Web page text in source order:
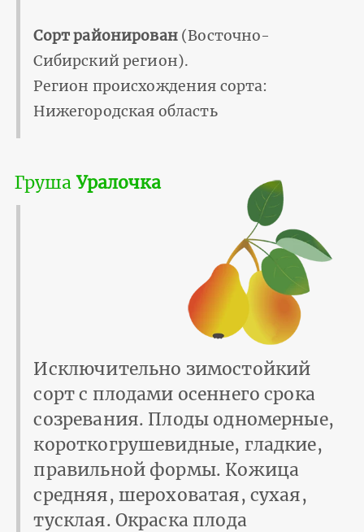
Сорт районирован(Восточно-
Сибирский регион).
Регион происхождения сорта:
Нижегородская область
ГрушаУралочка
Исключительно зимостойкий
сорт с плодами осеннего срока
созревания. Плоды одномерные,
короткогрушевидные, гладкие,
правильной формы. Кожица
средняя, шероховатая, сухая,
тусклая. Окраска плода